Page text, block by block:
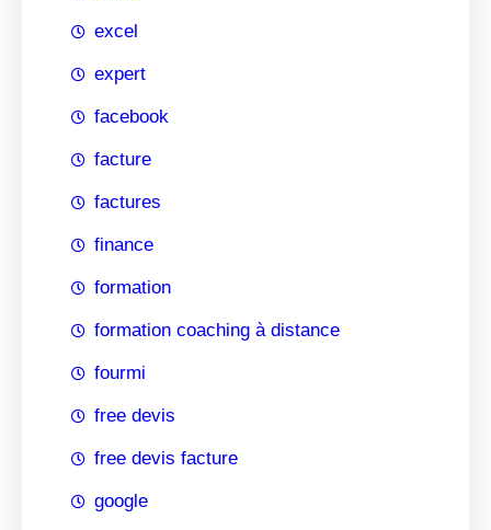
excel
expert
facebook
facture
factures
finance
formation
formation coaching à distance
fourmi
free devis
free devis facture
google